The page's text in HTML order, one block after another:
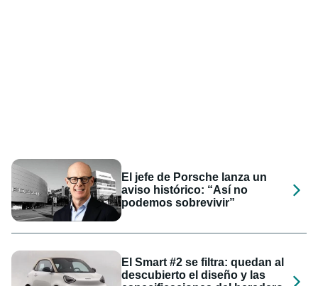
El jefe de Porsche lanza un
aviso histórico: “Así no
podemos sobrevivir”
El Smart #2 se filtra: quedan al
descubierto el diseño y las